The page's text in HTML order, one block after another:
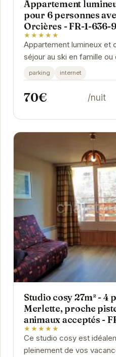
Appartement
pour 6 personnes
Orcières - FR-1-636-
★★★★★
Appartement lumineux et
séjour au ski en famille
pistes et des
parking internet
70€ /nuit
Studio cosy 27m² - 4
Merlette, proche
animaux acceptés -
★★★★★
Ce studio cosy est
pleinement de vos